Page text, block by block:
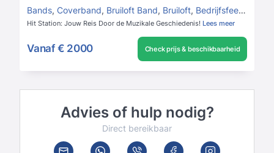
Bands, Coverband, Bruiloft Band, Bruiloft, Bedrijfsfeest
Hit Station: Jouw Reis Door de Muzikale Geschiedenis! Lees meer
Vanaf € 2000 Check prijs & beschikbaarheid
Advies of hulp nodig?
Direct bereikbaar